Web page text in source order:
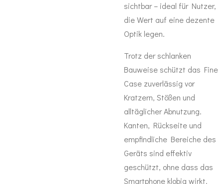
sichtbar – ideal für Nutzer,
die Wert auf eine dezente
Optik legen.
Trotz der schlanken
Bauweise schützt das Fine
Case zuverlässig vor
Kratzern, Stößen und
alltäglicher Abnutzung.
Kanten, Rückseite und
empfindliche Bereiche des
Geräts sind effektiv
geschützt, ohne dass das
Smartphone klobig wirkt.